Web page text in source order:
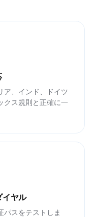
ア、インド、ドイツ
クス規則と正確に一
イヤル
パスをテストしま